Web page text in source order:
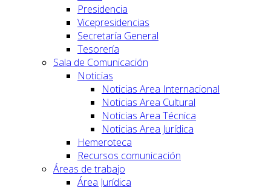
Presidencia
Vicepresidencias
Secretaría General
Tesorería
Sala de Comunicación
Noticias
Noticias Area Internacional
Noticias Area Cultural
Noticias Area Técnica
Noticias Area Jurídica
Hemeroteca
Recursos comunicación
Áreas de trabajo
Área Jurídica